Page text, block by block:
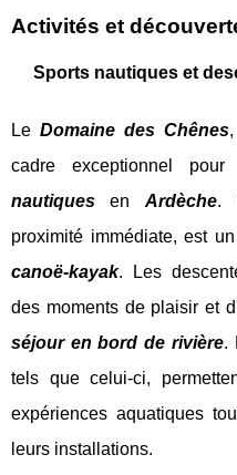
Activités et
Sports nautiques et
Le Domaine des Chênes,
cadre exceptionnel
nautiques en Ardèche.
proximité immédiate, est
canoë-kayak. Les
des moments de plaisir et
séjour en bord de rivière.
tels que celui-ci,
expériences aquatiques
leurs installations.